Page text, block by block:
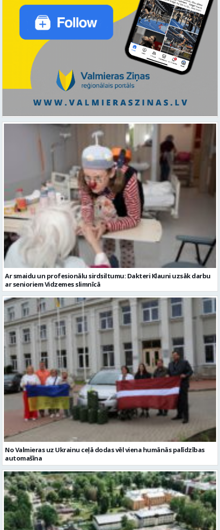
Ar smaidu un profesionālu sirdsiltumu: Dakteri Klauni uzsāk darbu
ar senioriem Vidzemes slimnīcā
No Valmieras uz Ukrainu ceļā dodas vēl viena humānās palīdzības
automašīna